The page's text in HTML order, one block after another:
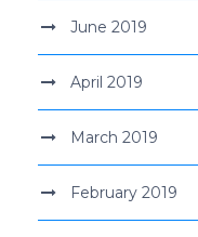
June 2019
April 2019
March 2019
February 2019